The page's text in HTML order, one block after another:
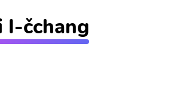
I-čchang